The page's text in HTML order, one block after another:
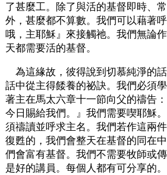
了甚麼工。除了與活的基督即時、
外，甚麼都不算數。我們可以藉著
哦，主耶穌』來接觸祂。我們無論
天都需要活的基督。
為這緣故，彼得說到切慕純淨的
話中從主得餧養的祕訣。我們必須
著主在馬太六章十一節向父的禱告
今日賜給我們。』我們需要喫耶穌
須禱讀並呼求主名。我們若作這兩
復甦的，我們會整天在基督的同在
們會富有基督。我們不需要牧師或
是好的講員。每個人都有可分享的